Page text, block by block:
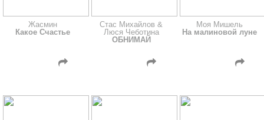
Жасмин
Какое Счастье
Стас Михайлов &
Люся Чеботина
ОБНИМАЙ
Моя Мишель
На малиновой луне